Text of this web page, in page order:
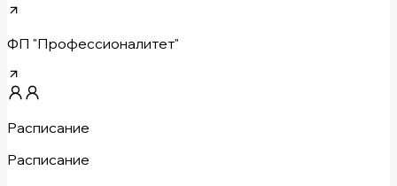
ФП "Профессионалитет"
Расписание
Расписание